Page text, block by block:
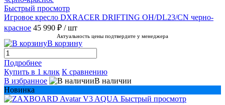
Быстрый просмотр
Игровое кресло DXRACER DRIFTING OH/DL23/CN черно-
красное 45 990 ₽ / шт
Актуальность цены подтвердите у менеджера
В корзину
Подробнее
Купить в 1 клик К сравнению
В избранное
В наличии
Новинка
Быстрый просмотр